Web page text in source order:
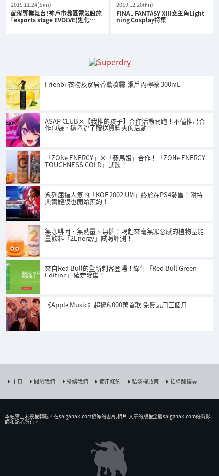
2019.11.24(Sun)
配備專業舞台！神戶市灘區電競設施
「esports stage EVOLVE(進化…
2019.12.20(Fri)
FINAL FANTASY XIII女主角Light
ning Cosplay特集
Frienbr 衣物及家居香薰噴霧-瀨戶內檸檬 300mL
ASAP CLUB×【我推的孩子】合作活動開跑！不僅推出合
作包裝，還舉辦了贈送資料夾的活動！
「ZONe ENERGY」×「賽馬娘」合作！「ZONe ENERGY
TOUGHNESS GOLD」試飲！
系列屈指人氣的「KOF 2002 UM」終於在PS4發售！附特
典實體版也開始預約！
無咖啡因、無熱量、無糖！喝起來毫無罪惡感的植物基能
量飲料「2Energy」試喝評測！
來自Red Bull的全新刺客登場！綠牛「Red Bull Green
Edition」確定發售！
《Apple Music》超過6,000萬首歌 免費試用三個月
主頁 關於我們 聯絡我們 使用條約 私隱權政策 招聘翻譯員
本站禁止未授權𨍭載。在saiganak.com發佈的圖片,相片,文章的版權全屬saiganak.com的攝影
師和記者所有。